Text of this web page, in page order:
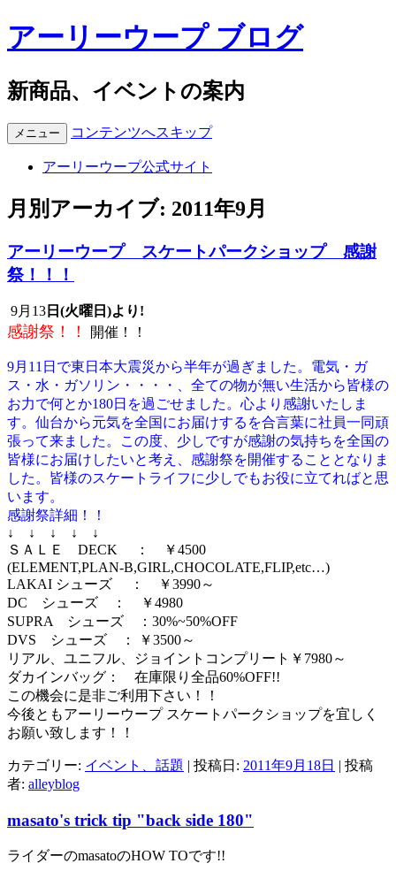
アーリーウープ ブログ
新商品、イベントの案内
メニュー コンテンツへスキップ
アーリーウープ公式サイト
月別アーカイブ: 2011年9月
アーリーウープ スケートパークショップ 感謝
祭！！！
9月13 日(火曜日)より!
感謝祭！！ 開催！！
9月11日で東日本大震災から半年が過ぎました。電気・ガ
ス・水・ガソリン・・・・、全ての物が無い生活から皆様の
お力で何とか180日を過ごせました。心より感謝いたしま
す。仙台から元気を全国にお届けするを合言葉に社員一同頑
張って来ました。この度、少しですが感謝の気持ちを全国の
皆様にお届けしたいと考え、感謝祭を開催することとなりま
した。皆様のスケートライフに少しでもお役に立てればと思
います。
感謝祭詳細！！
↓ ↓ ↓ ↓ ↓
ＳＡＬＥ DECK ： ￥4500
(ELEMENT,PLAN-B,GIRL,CHOCOLATE,FLIP,etc…)
LAKAI シューズ ： ￥3990～
DC シューズ ： ￥4980
SUPRA シューズ ：30%~50%OFF
DVS シューズ ： ￥3500～
リアル、ユニフル、ジョイントコンプリート￥7980～
ダカインバッグ： 在庫限り全品60%OFF!!
この機会に是非ご利用下さい！！
今後ともアーリーウープ スケートパークショップを宜しく
お願い致します！！
カテゴリー: イベント、話題 | 投稿日: 2011年9月18日 | 投稿
者: alleyblog
masato's trick tip "back side 180"
ライダーのmasatoのHOW TOです!!